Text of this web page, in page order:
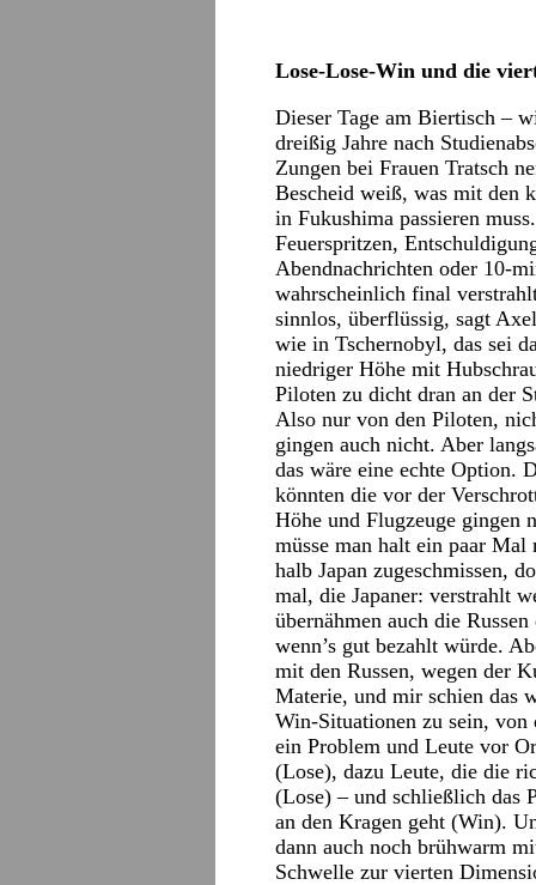
Lose-Lose-Win und die
Dieser Tage am Biertisch –
dreißig Jahre nach
Zungen bei Frauen Tratsch
Bescheid weiß, was mit den
in Fukushima passieren
Feuerspritzen,
Abendnachrichten oder 10-
wahrscheinlich final
sinnlos, überflüssig, sagt
wie in Tschernobyl, das sei
niedriger Höhe mit
Piloten zu dicht dran an der
Also nur von den Piloten,
gingen auch nicht. Aber
das wäre eine echte Option.
könnten die vor der
Höhe und Flugzeuge gingen
müsse man halt ein paar
halb Japan zugeschmissen,
mal, die Japaner: verstrahlt
übernähmen auch die
wenn’s gut bezahlt würde.
mit den Russen, wegen der
Materie, und mir schien das
Win-Situationen zu sein, von
ein Problem und Leute vor
(Lose), dazu Leute, die die
(Lose) – und schließlich das
an den Kragen geht (Win).
dann auch noch brühwarm
Schwelle zur vierten